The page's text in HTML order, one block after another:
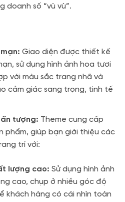
doanh số “vù vù”.
Giao diện được thiết kế
sử dụng hình ảnh hoa tươi
với màu sắc trang nhã và
cảm giác sang trọng, tinh tế
tượng: Theme cung cấp
phẩm, giúp bạn giới thiệu các
trí với:
lượng cao: Sử dụng hình ảnh
cao, chụp ở nhiều góc độ
khách hàng có cái nhìn toàn